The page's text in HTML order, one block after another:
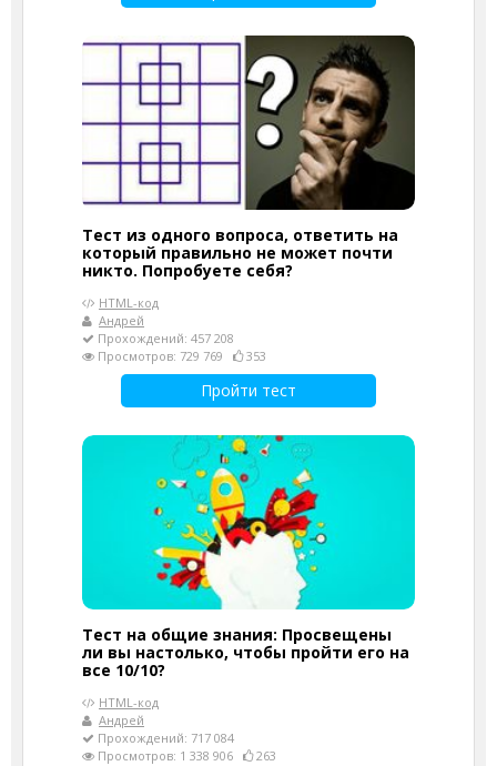
Тест из одного вопроса, ответить на
который правильно не может почти
никто. Попробуете себя?
HTML-код
Андрей
Прохождений: 457 208
Просмотров: 729 769
353
Пройти тест
Тест на общие знания: Просвещены
ли вы настолько, чтобы пройти его на
все 10/10?
HTML-код
Андрей
Прохождений: 717 084
Просмотров: 1 338 906
263